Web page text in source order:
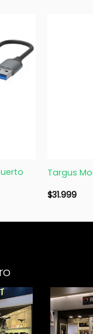
Targus
$31.999